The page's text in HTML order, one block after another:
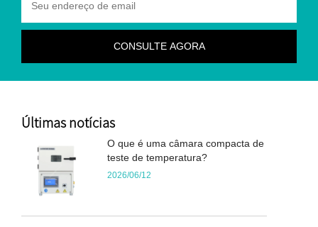
Últimas notícias
O que é uma câmara compacta de
teste de temperatura?
2026/06/12